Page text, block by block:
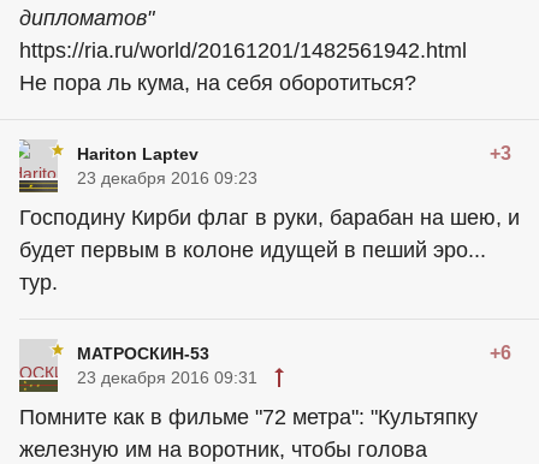
дипломатов"
https://ria.ru/world/20161201/1482561942.html
Не пора ль кума, на себя оборотиться?
Hariton Laptev +3
23 декабря 2016 09:23
Господину Кирби флаг в руки, барабан на шею, и
будет первым в колоне идущей в пеший эро...
тур.
МАТРОСКИН-53 +6
23 декабря 2016 09:31
Помните как в фильме "72 метра": "Культяпку
железную им на воротник, чтобы голова